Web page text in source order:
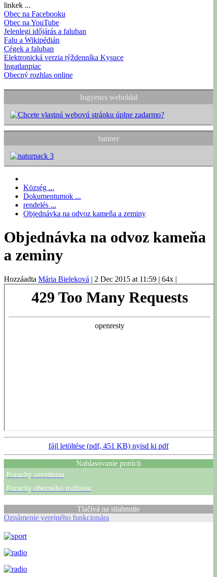
linkek ...
Obec na Facebooku
Obec na YouTube
Jelenlegi időjárás a faluban
Falu a Wikipédián
Cégek a faluban
Elektronická verzia týždenníka Kysuce
Ingatlanpiac
Obecný rozhlas online
Ingyenes weboldal
banner
Község ...
Dokumentumok ...
rendelés ...
Objednávka na odvoz kameňa a zeminy
Objednávka na odvoz kameňa
a zeminy
Hozzáadta Mária Bieleková | 2 Dec 2015 at 11:59 | 64x |
fájl letöltése (pdf, 451 KB) nyisd ki pdf
Nahlasovanie porúch
Poruchy osvetlenia
Poruchy obecného rozhlasu
Tlačivá na stiahnutie
Oznámenie verejného funkcionára